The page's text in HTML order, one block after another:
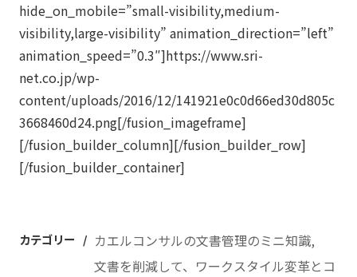
hide_on_mobile=”small-visibility,medium-
visibility,large-visibility” animation_direction=”left”
animation_speed=”0.3″]https://www.sri-
net.co.jp/wp-
content/uploads/2016/12/141921e0c0d66ed30d805c
3668460d24.png[/fusion_imageframe]
[/fusion_builder_column][/fusion_builder_row]
[/fusion_builder_container]
カテゴリー
カエルコンサルの文書管理のミニ知識
文書を削減して、ワークスタイル変革とコ